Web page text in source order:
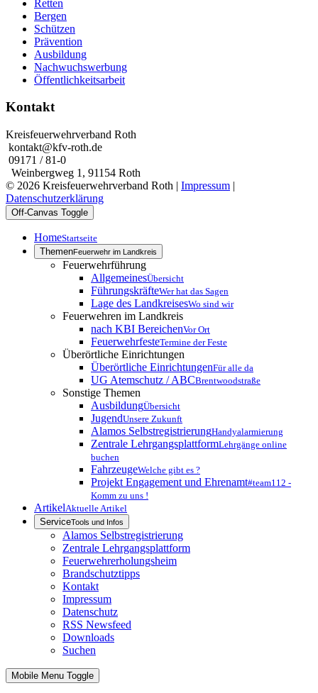
Retten
Bergen
Schützen
Prävention
Ausbildung
Nachwuchswerbung
Öffentlichkeitsarbeit
Kontakt
Kreisfeuerwehrverband Roth
kontakt@kfv-roth.de
09171 / 81-0
Weinbergweg 1, 91154 Roth
© 2026 Kreisfeuerwehrverband Roth | Impressum |
Datenschutzerklärung
Off-Canvas Toggle
HomeStartseite
ThemenFeuerwehr im Landkreis
Feuerwehrführung
AllgemeinesÜbersicht
FührungskräfteWer hat das Sagen
Lage des LandkreisesWo sind wir
Feuerwehren im Landkreis
nach KBI BereichenVor Ort
FeuerwehrfesteTermine der Feste
Überörtliche Einrichtungen
Überörtliche EinrichtungenFür alle da
UG Atemschutz / ABCBrentwoodstraße
Sonstige Themen
AusbildungÜbersicht
JugendUnsere Zukunft
Alamos SelbstregistrierungHandyalarmierung
Zentrale LehrgangsplattformLehrgänge online
buchen
FahrzeugeWelche gibt es ?
Projekt Engagement und Ehrenamt#team112 -
Komm zu uns !
ArtikelAktuelle Artikel
ServiceTools und Infos
Alamos Selbstregistrierung
Zentrale Lehrgangsplattform
Feuerwehrerholungsheim
Brandschutztipps
Kontakt
Impressum
Datenschutz
RSS Newsfeed
Downloads
Suchen
Mobile Menu Toggle